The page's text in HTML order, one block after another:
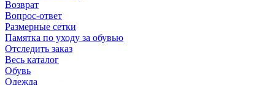
Возврат
Вопрос-ответ
Размерные сетки
Памятка по уходу за обувью
Отследить заказ
Весь каталог
Обувь
Одежда